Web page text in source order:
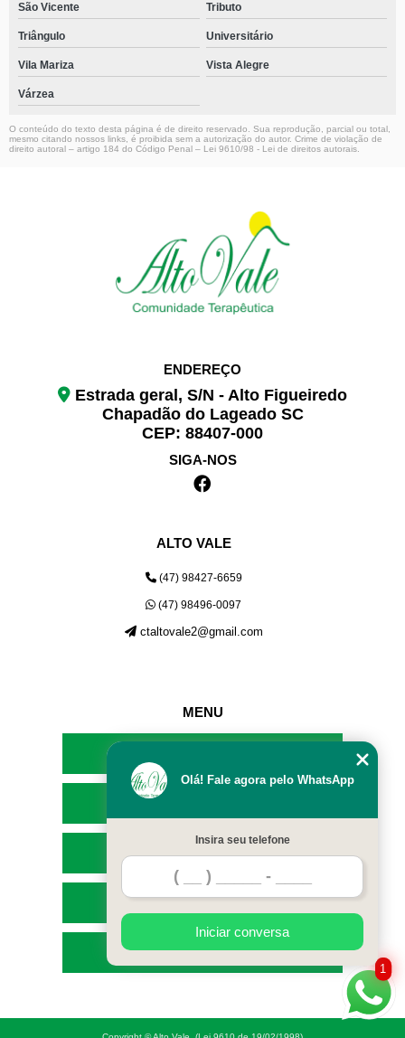
São Vicente Tributo
Triângulo Universitário
Vila Mariza Vista Alegre
Várzea
O conteúdo do texto desta página é de direito reservado. Sua reprodução, parcial ou total,
mesmo citando nossos links, é proibida sem a autorização do autor. Crime de violação de
direito autoral – artigo 184 do Código Penal – Lei 9610/98 - Lei de direitos autorais
ENDEREÇO
Estrada geral, S/N - Alto Figueiredo
Chapadão do Lageado SC
CEP: 88407-000
SIGA-NOS
ALTO VALE
(47) 98427-6659
(47) 98496-0097
ctaltovale2@gmail.com
MENU
SERVIÇOS
MAPA DO SITE
1
Olá! Fale agora pelo WhatsApp
Insira seu telefone
Iniciar conversa